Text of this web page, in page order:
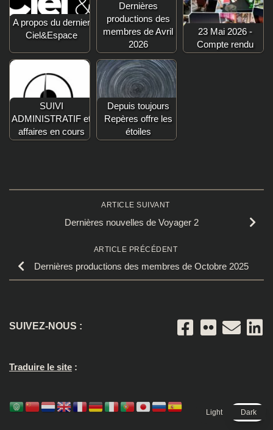
A propos du dernier
Ciel&Espace
Dernières
productions des
membres de Avril
2026
23 Mai 2026 -
Compte rendu
SUIVI
ADMINISTRATIF et
affaires en cours
Depuis toujours
Repères offre les
étoiles
ARTICLE SUIVANT
Dernières nouvelles de Voyager 2
ARTICLE PRÉCÉDENT
Dernières productions des membres de Octobre 2025
SUIVEZ-NOUS :
Traduire le site :
Light Dark